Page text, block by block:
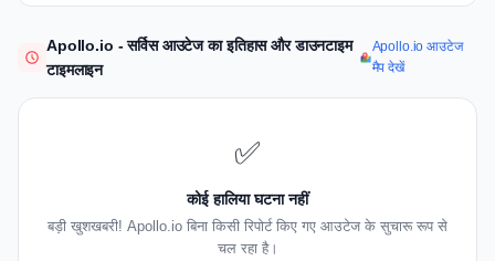
Apollo.io - सर्विस आउटेज का इतिहास और डाउनटाइम
टाइमलाइन
Apollo.io आउटेज
मैप देखें
✅
कोई हालिया घटना नहीं
बड़ी खुशखबरी! Apollo.io बिना किसी रिपोर्ट किए गए आउटेज के सुचारू रूप से
चल रहा है।